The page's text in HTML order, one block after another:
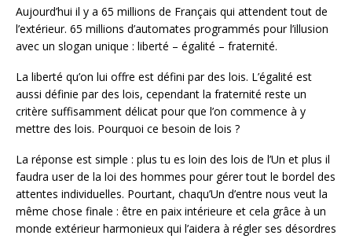
Aujourd’hui il y a 65 millions de Français qui attendent tout de
l’extérieur. 65 millions d’automates programmés pour l’illusion
avec un slogan unique : liberté – égalité – fraternité.
La liberté qu’on lui offre est défini par des lois. L’égalité est
aussi définie par des lois, cependant la fraternité reste un
critère suffisamment délicat pour que l’on commence à y
mettre des lois. Pourquoi ce besoin de lois ?
La réponse est simple : plus tu es loin des lois de l’Un et plus il
faudra user de la loi des hommes pour gérer tout le bordel des
attentes individuelles. Pourtant, chaqu’Un d’entre nous veut la
même chose finale : être en paix intérieure et cela grâce à un
monde extérieur harmonieux qui l’aidera à régler ses désordres